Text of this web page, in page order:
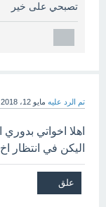
تصبحي على خير
تم الرد عليه مايو 12، 2018
اهلا اخواتي
اليكن في انتظار